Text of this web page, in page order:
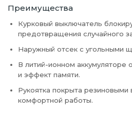
Преимущества
Курковый выключатель
предотвращения случайного
Наружный отсек с угольными
В литий-ионном аккумуляторе
и эффект памяти.
Рукоятка покрыта резиновыми
комфортной работы.